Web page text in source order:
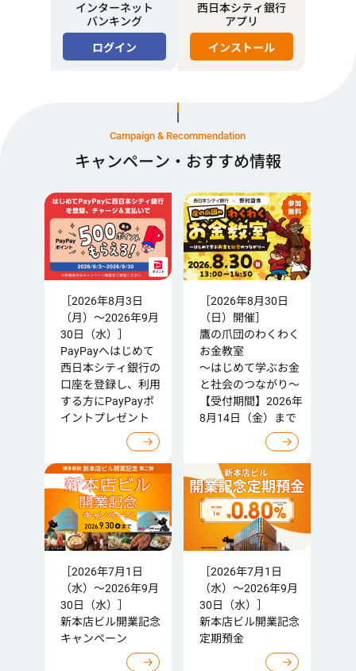
インターネット
バンキング
ログイン
西日本シティ銀行
アプリ
インストール
Campaign & Recommendation
キャンペーン・おすすめ情報
［2026年8月3日
（月）～2026年9月
30日（水）］
PayPayへはじめて
西日本シティ銀行の
口座を登録し、利用
する方にPayPayポ
イントプレゼント
［2026年8月30日
（日）開催］
鷹の爪団のわくわく
お金教室
～はじめて学ぶお金
と社会のつながり～
【受付期間】2026年
8月14日（金）まで
［2026年7月1日
（水）～2026年9月
30日（水）］
新本店ビル開業記念
キャンペーン
［2026年7月1日
（水）～2026年9月
30日（水）］
新本店ビル開業記念
定期預金